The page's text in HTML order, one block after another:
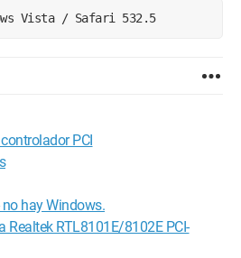
Vista / Safari 532.5
PCI
hay Windows.
Realtek RTL8101E/8102E PCI-